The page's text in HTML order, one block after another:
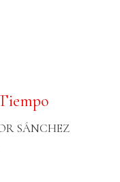
SÁNCHEZ